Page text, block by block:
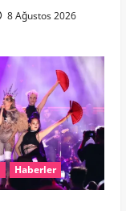
8 Ağustos 2026
Haberler